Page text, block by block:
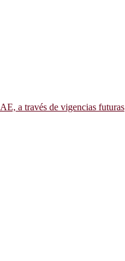
a través de vigencias futuras